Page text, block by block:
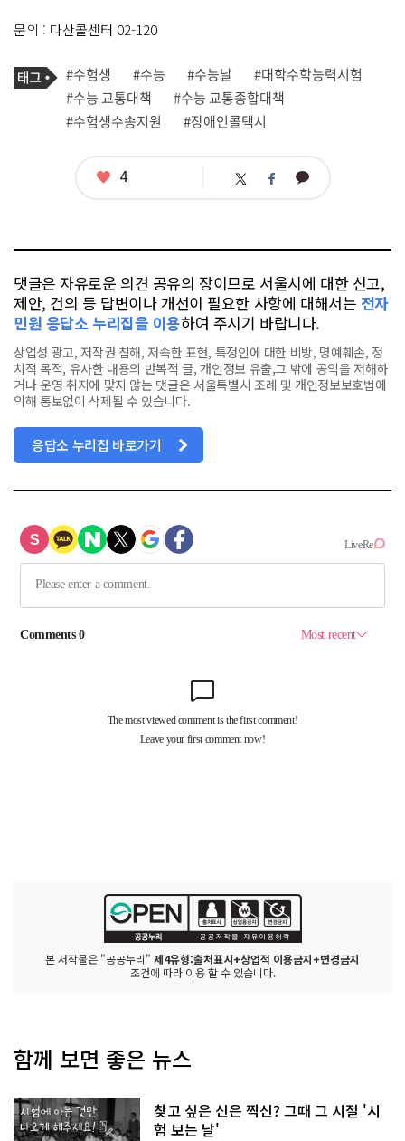
문의 : 다산콜센터 02-120
사
관
련
태
태
그
#수험생 #수능 #수능날
#대학수학능력시험
#수능 교통대책
#수능 교통종합대책
#수험생수송지원
#장애인콜택시
좋
4 트 페 카
댓글은 자유로운 의견 공유의 장이므로 서울시에 대한 신고,
제안, 건의 등 답변이나 개선이 필요한 사항에 대해서는 전자
민원 응답소 누리집을 이용하여 주시기 바랍니다.
상업성 광고, 저작권 침해, 저속한 표현, 특정인에 대한 비방, 명예훼손, 정
치적 목적, 유사한 내용의 반복적 글, 개인정보 유출,그 밖에 공익을 저해하
거나 운영 취지에 맞지 않는 댓글은 서울특별시 조례 및 개인정보보호법에
의해 통보없이 삭제될 수 있습니다.
응답소 누리집 바로가기
본 저작물은 "공공누리" 제4유형:출처표시+상업적 이용금지+변경금지
조건에 따라 이용 할 수 있습니다.
함께 보면 좋은 뉴스
찾고 싶은 신은 찍신? 그때 그 시절 '시
험 보는 날'